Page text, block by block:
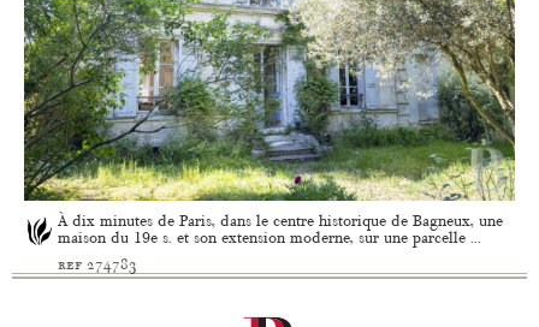
À dix minutes de Paris, dans le centre historique de Bagneux, une
maison du 19e s. et son extension moderne, sur une parcelle ...
ref 274783